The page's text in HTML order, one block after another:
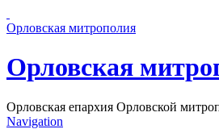
Орловская митрополия
Орловская
Орловская епархия Орловской
Navigation